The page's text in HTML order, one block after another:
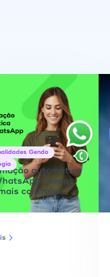
Gendo
automática
menos
controle